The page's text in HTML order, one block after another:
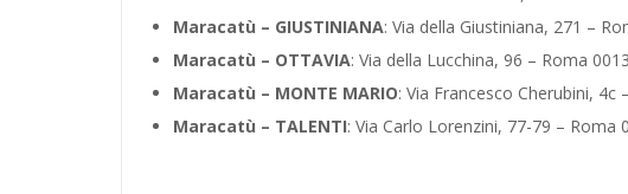
Maracatù – GIUSTINIANA: Via della Giustiniana, 271 –
Maracatù – OTTAVIA: Via della Lucchina, 96 – Roma
Maracatù – MONTE MARIO: Via Francesco Cherubini, 4c
Maracatù – TALENTI: Via Carlo Lorenzini, 77-79 – Roma